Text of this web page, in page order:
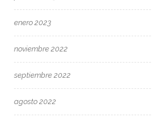
enero 2023
noviembre 2022
septiembre 2022
agosto 2022